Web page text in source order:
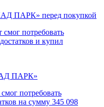
ПАРК» перед покупкой
потребовать
и купил
ПАРК»
потребовать
на сумму 345 098